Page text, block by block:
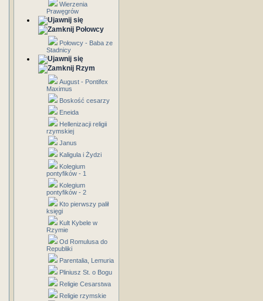
Wierzenia
Prawęgrów
Połowcy
Połowcy - Baba ze
Stadnicy
Rzym
August - Pontifex
Maximus
Boskość cesarzy
Eneida
Hellenizacji religii
rzymskiej
Janus
Kaligula i Żydzi
Kolegium
pontyfików - 1
Kolegium
pontyfików - 2
Kto pierwszy palił
księgi
Kult Kybele w
Rzymie
Od Romulusa do
Republiki
Parentalia, Lemuria
Pliniusz St. o Bogu
Religie Cesarstwa
Religie rzymskie